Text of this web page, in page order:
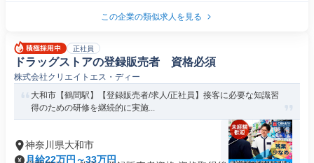
この企業の類似求人を見る
正社員
ドラッグストアの登録販売者 資格必須
株式会社クリエイトエス・ディー
大和市【鶴間駅】【登録販売者/求人/正社員】接客に必要な知識習
得のための研修を継続的に実施...
神奈川県大和市
月給22万円～33万円